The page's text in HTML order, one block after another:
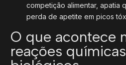
competição alimentar, apatia
perda de apetite em picos
O que acontece
reações